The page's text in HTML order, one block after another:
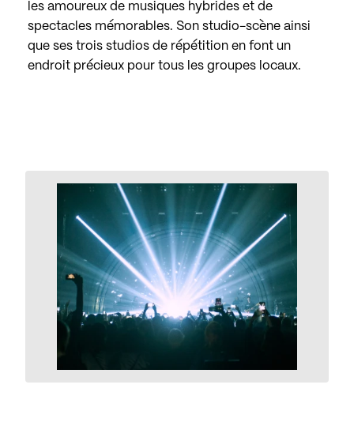
les amoureux de musiques hybrides et de
spectacles mémorables. Son studio-scène ainsi
que ses trois studios de répétition en font un
endroit précieux pour tous les groupes locaux.